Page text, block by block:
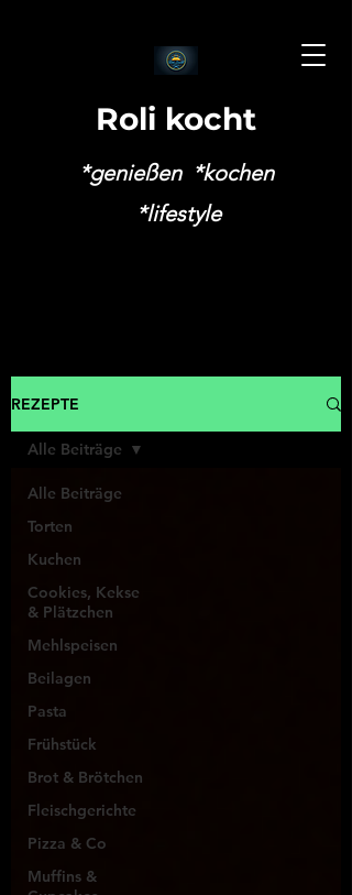
Roli kocht
*genießen *kochen
*lifestyle
REZEPTE
Alle Beiträge
Torten
Kuchen
Cookies, Kekse
& Plätzchen
Mehlspeisen
Beilagen
Pasta
Frühstück
Brot & Brötchen
Fleischgerichte
Pizza & Co
Muffins &
Alle Beiträge